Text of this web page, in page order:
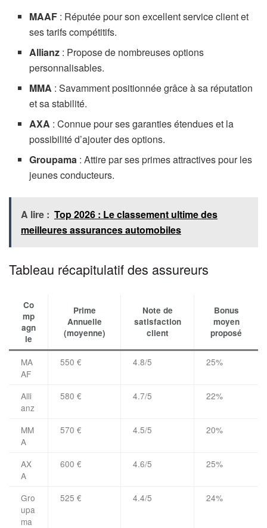
MAAF : Réputée pour son excellent service client et
ses tarifs compétitifs.
Allianz : Propose de nombreuses options
personnalisables.
MMA : Savamment positionnée grâce à sa réputation
et sa stabilité.
AXA : Connue pour ses garanties étendues et la
possibilité d’ajouter des options.
Groupama : Attire par ses primes attractives pour les
jeunes conducteurs.
A lire : Top 2026 : Le classement ultime des
meilleures assurances automobiles
Tableau récapitulatif des assureurs
Co
mp
agn
ie
Prime
Annuelle
(moyenne)
Note de
satisfaction
client
Bonus
moyen
proposé
MA
AF
550 € 4.8/5 25%
Alli
anz
580 € 4.7/5 22%
MM
A
570 € 4.5/5 20%
AX
A
600 € 4.6/5 25%
Gro
upa
ma
525 € 4.4/5 24%